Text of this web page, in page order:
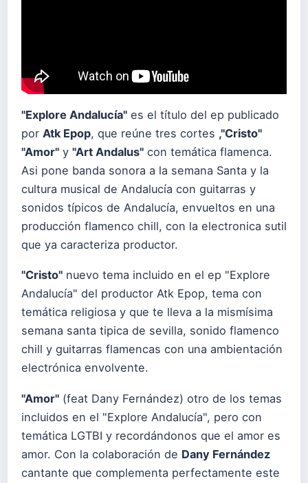
"Explore Andalucía" es el título del ep publicado
por Atk Epop, que reúne tres cortes ,"Cristo"
"Amor" y "Art Andalus" con temática flamenca.
Asi pone banda sonora a la semana Santa y la
cultura musical de Andalucía con guitarras y
sonidos típicos de Andalucía, envueltos en una
producción flamenco chill, con la electronica sutil
que ya caracteriza productor.
"Cristo" nuevo tema incluido en el ep "Explore
Andalucía" del productor Atk Epop, tema con
temática religiosa y que te lleva a la mismísima
semana santa tipica de sevilla, sonido flamenco
chill y guitarras flamencas con una ambientación
electrónica envolvente.
"Amor" (feat Dany Fernández) otro de los temas
incluidos en el "Explore Andalucía", pero con
temática LGTBI y recordándonos que el amor es
amor. Con la colaboración de Dany Fernández
cantante que complementa perfectamente este